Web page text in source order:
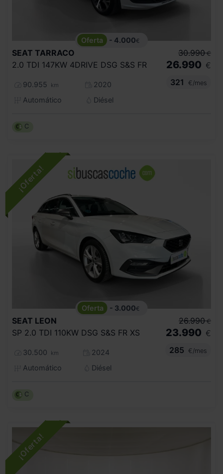
- 4.000€
SEAT TARRACO
2.0 TDI 147KW 4DRIVE DSG S&S FR
90.955 km
2020
Automático
Diésel
30.990 €
26.990 €
321
€/mes
C
- 3.000€
SEAT LEON
SP 2.0 TDI 110KW DSG S&S FR XS
30.500 km
2024
Automático
Diésel
26.990 €
23.990 €
285
€/mes
C